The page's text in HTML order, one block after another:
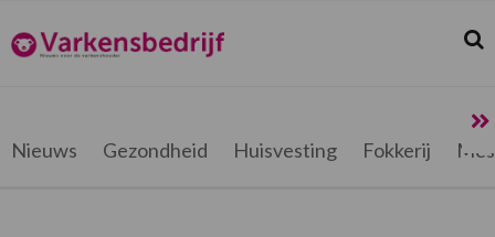
de
hoofdnavigatie
de
hoofd
de
eerste
de
voettekst
Varkensbedrijf.be
Nieuws Gezondheid Huisvesting Fokkerij